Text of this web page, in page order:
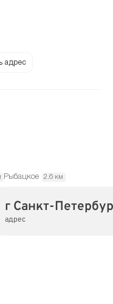
адрес
Рыбацкое 2.6 км
г Санкт-
адрес